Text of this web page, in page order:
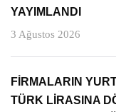
YAYIMLANDI
3 Ağustos 2026
FİRMALARIN
TÜRK LİRASINA